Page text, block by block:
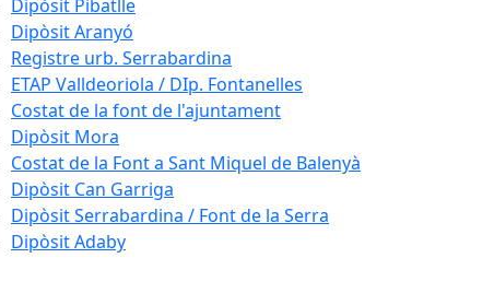
Dipòsit Pibatlle
Dipòsit Aranyó
Registre urb. Serrabardina
ETAP Valldeoriola / DIp. Fontanelles
Costat de la font de l'ajuntament
Dipòsit Mora
Costat de la Font a Sant Miquel de Balenyà
Dipòsit Can Garriga
Dipòsit Serrabardina / Font de la Serra
Dipòsit Adaby